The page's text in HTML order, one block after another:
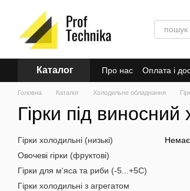
Перейти до основного контенту
Каталог Про нас Оплата і
Головна Каталог Холодильне обладнання
Гірки під виносний
Немає
Гірки холодильні (низькі)
Овочеві гірки (фруктові)
Гірки для м'яса та риби (-5...+5С)
Гірки холодильні з агрегатом